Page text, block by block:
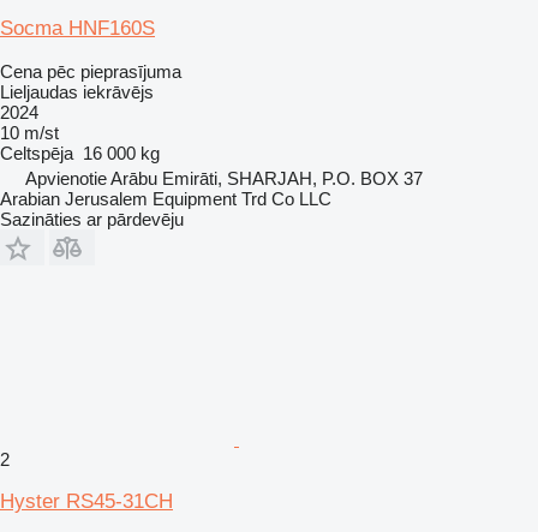
Socma HNF160S
Cena pēc pieprasījuma
Lieljaudas iekrāvējs
2024
10 m/st
Celtspēja 16 000 kg
Apvienotie Arābu Emirāti, SHARJAH, P.O. BOX 37
Arabian Jerusalem Equipment Trd Co LLC
Sazināties ar pārdevēju
2
Hyster RS45-31CH